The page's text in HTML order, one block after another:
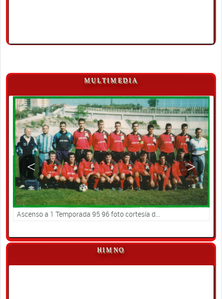
MULTIMEDIA
< >
Ascenso a 1 Temporada 95 96 foto cortesía d...
HIMNO